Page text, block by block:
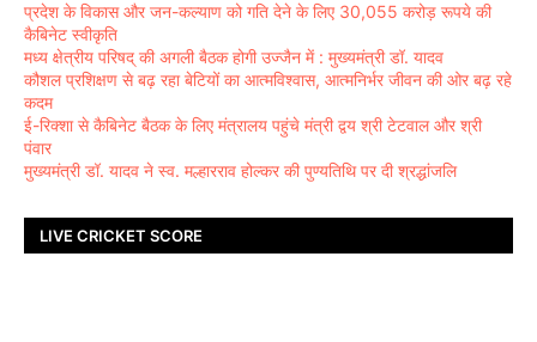
प्रदेश के विकास और जन-कल्याण को गति देने के लिए 30,055 करोड़ रूपये की
कैबिनेट स्वीकृति
मध्य क्षेत्रीय परिषद् की अगली बैठक होगी उज्जैन में : मुख्यमंत्री डॉ. यादव
कौशल प्रशिक्षण से बढ़ रहा बेटियों का आत्मविश्वास, आत्मनिर्भर जीवन की ओर बढ़ रहे
कदम
ई-रिक्शा से कैबिनेट बैठक के लिए मंत्रालय पहुंचे मंत्री द्वय श्री टेटवाल और श्री
पंवार
मुख्यमंत्री डॉ. यादव ने स्व. मल्हारराव होल्कर की पुण्यतिथि पर दी श्रद्धांजलि
LIVE CRICKET SCORE